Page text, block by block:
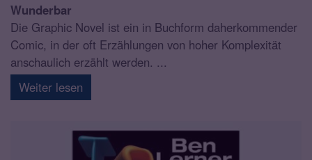
Wunderbar
Die Graphic Novel ist ein in Buchform daherkommender
Comic, in der oft Erzählungen von hoher Komplexität
anschaulich erzählt werden. ...
Weiter lesen